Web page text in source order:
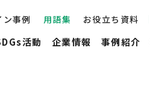
ン事例 用語集 お役立ち資料
活動 企業情報 事例紹介